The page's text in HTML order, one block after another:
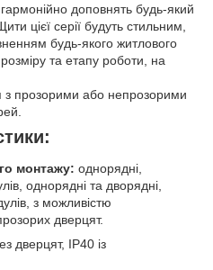
гармонійно доповнять будь-який
цієї серії будуть стильним,
будь-якого житлового
та етапу роботи, на
з прозорими або непрозорими
монтажу: однорядні,
однорядні та дворядні,
з можливістю
дверцят.
дверцят, IP40 із